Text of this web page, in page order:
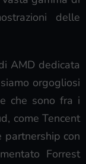
delle
AMD dedicata
orgogliosi
che sono fra i
come Tencent
partnership con
Forrest